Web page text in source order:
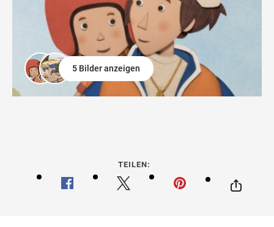
5 Bilder anzeigen
TEILEN: